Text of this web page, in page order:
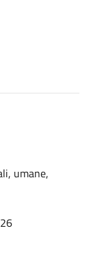
umane,